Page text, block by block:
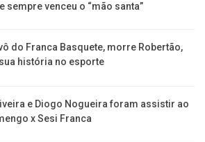
sempre venceu o “mão santa”
do Franca Basquete, morre Robertão,
história no esporte
e Diogo Nogueira foram assistir ao
x Sesi Franca